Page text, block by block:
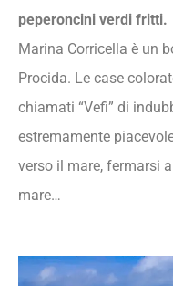
peperoncini verdi fritti.
Marina Corricella è un
Procida. Le case
chiamati “Vefi” di
estremamente
verso il mare, fermarsi
mare…